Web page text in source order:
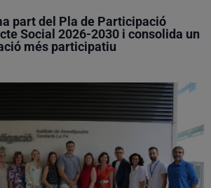
part del Pla de Participació
Social 2026-2030 i consolida un
més participatiu